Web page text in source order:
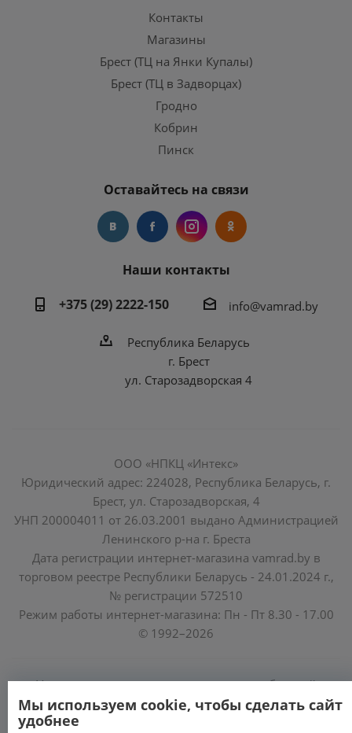
Контакты
Магазины
Брест (ТЦ на Янки Купалы)
Брест (ТЦ в Задворцах)
Гродно
Кобрин
Пинск
Оставайтесь на связи
Наши контакты
+375 (29) 2222-150
info@vamrad.by
Республика Беларусь
г. Брест
ул. Старозадворская 4
ООО «НПКЦ «Интекс»
Юридический адрес: 224028, Республика Беларусь, г.
Брест, ул. Старозадворская, 4
УНП 200004011 от 26.03.2001 выдано Администрацией
Ленинского р-на г. Бреста
Дата регистрации интернет-магазина vamrad.by в
торговом реестре Республики Беларусь - 24.01.2024 г.,
№ регистрации 572510
Режим работы интернет-магазина: Пн - Пт 8.30 - 17.00
© 1992–2026
Уполномоченные по защите прав потребителей
облисполкомов, Минского горисполкома:
https://www.mart.gov.by/activity/zashchita-prav-
Мы используем cookie, чтобы сделать сайт
удобнее